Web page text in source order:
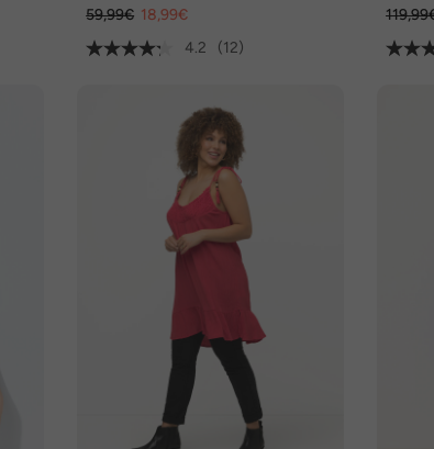
59,99€ 18,99€
4.2
(12)